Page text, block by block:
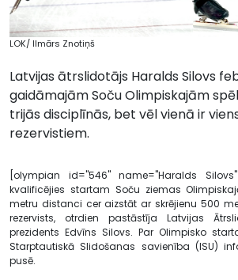
LOK/ Ilmārs Znotiņš
Latvijas ātrslidotājs Haralds Silovs
gaidāmajām Soču Olimpiskajām
trijās disciplīnās, bet vēl vienā ir
rezervistiem.
[olympian id="546" name="Haralds
kvalificējies startam Soču ziemas
metru distanci cer aizstāt ar skrējienu 500
rezervists, otrdien pastāstīja Latvijas
prezidents Edvīns Silovs. Par Olimpisko
Starptautiskā Slidošanas savienība (ISU)
pusē.